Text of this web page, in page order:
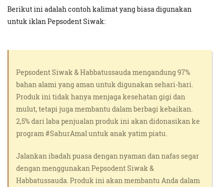
Berikut ini adalah contoh kalimat yang biasa digunakan
untuk iklan Pepsodent Siwak:
Pepsodent Siwak & Habbatussauda mengandung 97%
bahan alami yang aman untuk digunakan sehari-hari.
Produk ini tidak hanya menjaga kesehatan gigi dan
mulut, tetapi juga membantu dalam berbagi kebaikan.
2,5% dari laba penjualan produk ini akan didonasikan ke
program #SahurAmal untuk anak yatim piatu.
Jalankan ibadah puasa dengan nyaman dan nafas segar
dengan menggunakan Pepsodent Siwak &
Habbatussauda. Produk ini akan membantu Anda dalam